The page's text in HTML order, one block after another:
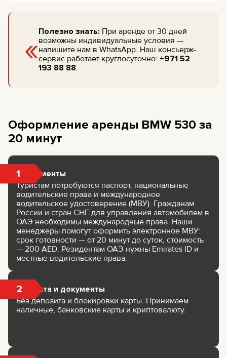
«Полезно знать: При аренде от 30 дней
возможны индивидуальные условия —
напишите нам в WhatsApp. Наш консьерж-
сервис работает круглосуточно: +971 52
193 88 88.
Оформление аренды BMW 530 за
20 минут
1 Документы
Туристам потребуются паспорт, национальные
водительские права и международное
водительское удостоверение (МВУ). Гражданам
России и стран СНГ для управления автомобилем в
ОАЭ необходимы международные права. Наши
менеджеры помогут оформить электронное МВУ:
срок готовности — от 20 минут до суток, стоимость
— 200 AED. Резидентам ОАЭ нужны Emirates ID и
местные водительские права.
2 Оплата и документы
Без депозита и блокировки карты. Принимаем
наличные, банковские карты и криптовалюту.